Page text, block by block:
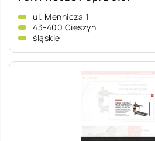
ul. Mennicza 1
43-400 Cieszyn
śląskie